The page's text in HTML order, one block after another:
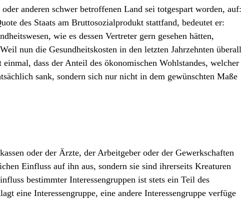
anderen schwer betroffenen Land sei totgespart worden, auf:
des Staats am Bruttosozialprodukt stattfand, bedeutet er:
wie es dessen Vertreter gern gesehen hätten,
nun die Gesundheitskosten in den letzten Jahrzehnten überall
dass der Anteil des ökonomischen Wohlstandes, welcher
sank, sondern sich nur nicht in dem gewünschten Maße
oder der Ärzte, der Arbeitgeber oder der Gewerkschaften
Einfluss auf ihn aus, sondern sie sind ihrerseits Kreaturen
bestimmter Interessengruppen ist stets ein Teil des
eine Interessengruppe, eine andere Interessengruppe verfüge